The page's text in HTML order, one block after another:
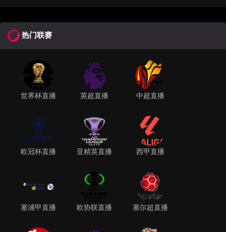
热门联赛
世界杯直播 英超直播 中超直播
欧冠杯直播 亚精英直播 西甲直播
塞浦甲直播 欧协联直播 塞尔超直播